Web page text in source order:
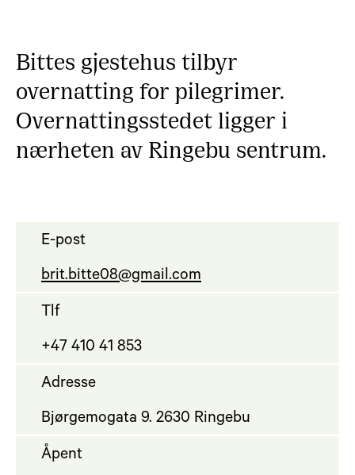
Bittes gjestehus tilbyr
overnatting for pilegrimer.
Overnattingsstedet ligger i
nærheten av Ringebu sentrum.
E-post
brit.bitte08@gmail.com
Tlf
+47 410 41 853
Adresse
Bjørgemogata 9. 2630 Ringebu
Åpent